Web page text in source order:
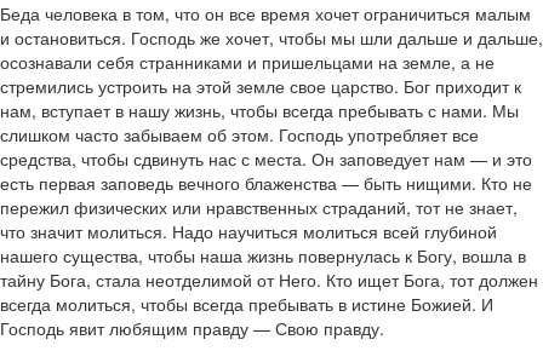
Беда человека в том, что он все время хочет ограничиться малым
и остановиться. Господь же хочет, чтобы мы шли дальше и дальше,
осознавали себя странниками и пришельцами на земле, а не
стремились устроить на этой земле свое царство. Бог приходит к
нам, вступает в нашу жизнь, чтобы всегда пребывать с нами. Мы
слишком часто забываем об этом. Господь употребляет все
средства, чтобы сдвинуть нас с места. Он заповедует нам — и это
есть первая заповедь вечного блаженства — быть нищими. Кто не
пережил физических или нравственных страданий, тот не знает,
что значит молиться. Надо научиться молиться всей глубиной
нашего существа, чтобы наша жизнь повернулась к Богу, вошла в
тайну Бога, стала неотделимой от Него. Кто ищет Бога, тот должен
всегда молиться, чтобы всегда пребывать в истине Божией. И
Господь явит любящим правду — Свою правду.